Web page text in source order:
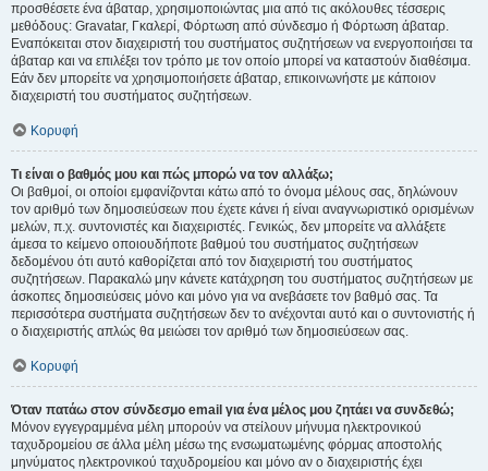
προσθέσετε ένα άβαταρ, χρησιμοποιώντας μια από τις ακόλουθες τέσσερις
μεθόδους: Gravatar, Γκαλερί, Φόρτωση από σύνδεσμο ή Φόρτωση άβαταρ.
Εναπόκειται στον διαχειριστή του συστήματος συζητήσεων να ενεργοποιήσει τα
άβαταρ και να επιλέξει τον τρόπο με τον οποίο μπορεί να καταστούν διαθέσιμα.
Εάν δεν μπορείτε να χρησιμοποιήσετε άβαταρ, επικοινωνήστε με κάποιον
διαχειριστή του συστήματος συζητήσεων.
Κορυφή
Τι είναι ο βαθμός μου και πώς μπορώ να τον αλλάξω;
Οι βαθμοί, οι οποίοι εμφανίζονται κάτω από το όνομα μέλους σας, δηλώνουν
τον αριθμό των δημοσιεύσεων που έχετε κάνει ή είναι αναγνωριστικό ορισμένων
μελών, π.χ. συντονιστές και διαχειριστές. Γενικώς, δεν μπορείτε να αλλάξετε
άμεσα το κείμενο οποιουδήποτε βαθμού του συστήματος συζητήσεων
δεδομένου ότι αυτό καθορίζεται από τον διαχειριστή του συστήματος
συζητήσεων. Παρακαλώ μην κάνετε κατάχρηση του συστήματος συζητήσεων με
άσκοπες δημοσιεύσεις μόνο και μόνο για να ανεβάσετε τον βαθμό σας. Τα
περισσότερα συστήματα συζητήσεων δεν το ανέχονται αυτό και ο συντονιστής ή
ο διαχειριστής απλώς θα μειώσει τον αριθμό των δημοσιεύσεων σας.
Κορυφή
Όταν πατάω στον σύνδεσμο email για ένα μέλος μου ζητάει να συνδεθώ;
Μόνον εγγεγραμμένα μέλη μπορούν να στείλουν μήνυμα ηλεκτρονικού
ταχυδρομείου σε άλλα μέλη μέσω της ενσωματωμένης φόρμας αποστολής
μηνύματος ηλεκτρονικού ταχυδρομείου και μόνο αν ο διαχειριστής έχει